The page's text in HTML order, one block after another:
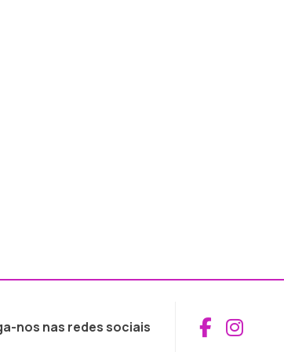
nos nas redes sociais